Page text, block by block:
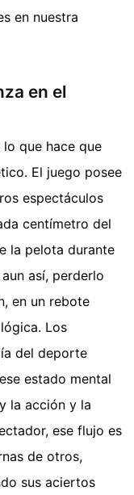
en nuestra
en el
que hace que
El juego posee
espectáculos
centímetro del
la pelota durante
así, perderlo
en un rebote
Los
del deporte
estado mental
la acción y la
ese flujo es
de otros,
sus aciertos